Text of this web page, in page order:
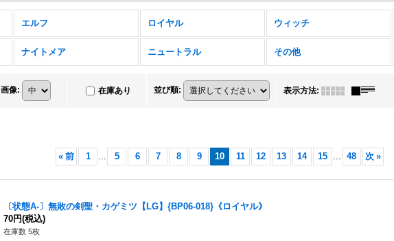
エルフ ロイヤル ウィッチ
ナイトメア ニュートラル その他
画像: 在庫あり 並び順: 表示方法:
« 前 1 ... 5 6 7 8 9 10 11 12 13 14 15 ... 48 次 »
〔状態A-〕無敗の剣聖・カゲミツ【LG】{BP06-018}《ロイヤル》
70円(税込)
在庫数 5枚